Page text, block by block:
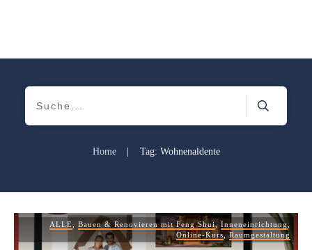
Home Tag: Wohnenaldente
ALLE Bauen & Renovieren mit Feng Shui, Inneneinrichtung
Online-Kurs,Raumgestaltung